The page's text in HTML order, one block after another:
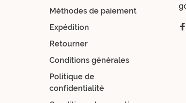
Méthodes de paiement
Expédition
Retourner
Conditions générales
Politique de
confidentialité